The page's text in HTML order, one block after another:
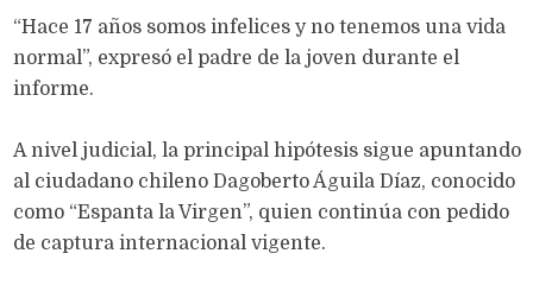
“Hace 17 años somos infelices y no tenemos una vida
normal”, expresó el padre de la joven durante el
informe.
A nivel judicial, la principal hipótesis sigue apuntando
al ciudadano chileno Dagoberto Águila Díaz, conocido
como “Espanta la Virgen”, quien continúa con pedido
de captura internacional vigente.